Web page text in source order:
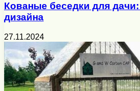
Кованые беседки для
дизайна
27.11.2024